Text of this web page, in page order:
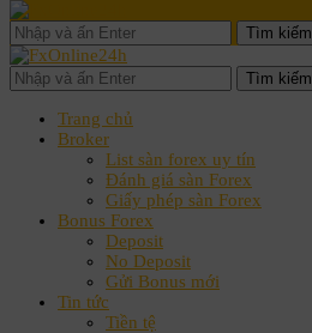
Tìm kiếm
Tìm kiếm
Trang chủ
Broker
List sàn forex uy tín
Đánh giá sàn Forex
Giấy phép sàn Forex
Bonus Forex
Deposit
No Deposit
Gửi Bonus mới
Tin tức
Tiền tệ